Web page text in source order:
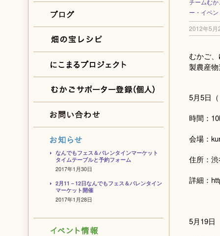
チームむ
ー・イベ
2012年5月
むかご
製農産
5月5日
時間：
会場：
住所：
詳細：
5月19日
なんでもフェス＆バレンタインマーケット
タイムテーブルと予約フォーム
2017年1月30日
2月11－12日なんでもフェス＆バレンタイン
マーケット開催
2017年1月28日